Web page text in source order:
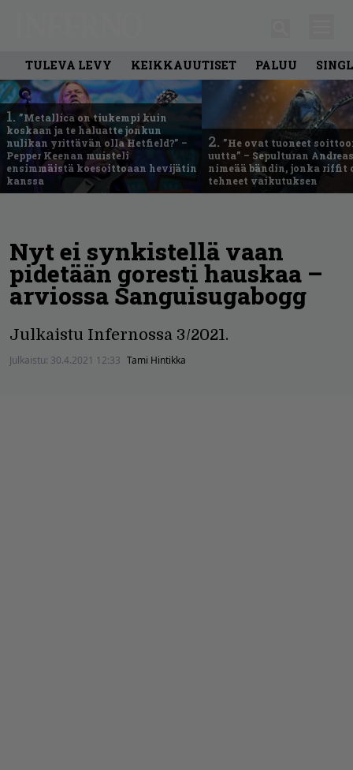
TULEVA LEVY KEIKKAUUTISET PALUU
1. ”Metallica on tiukempi kuin
koskaan ja te haluatte jonkun
nulikan yrittävän olla Hetfield?” –
Pepper Keenan muisteli
ensimmäistä koesoittoaan hevijätin
kanssa
2. ”He ovat tuoneet
uutta” – Sepulturan
nimeää bändin, jonka riffit
tehneet vaikutuksen
Nyt ei synkistellä vaan
pidetään goresti hauskaa –
arviossa Sanguisugabogg
Julkaistu Infernossa 3/2021.
Julkaistu: 30.4.2021 12:33 Tami Hintikka